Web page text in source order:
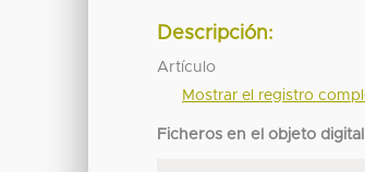
Descripción:
Artículo
Mostrar el registro
Ficheros en el objeto digital